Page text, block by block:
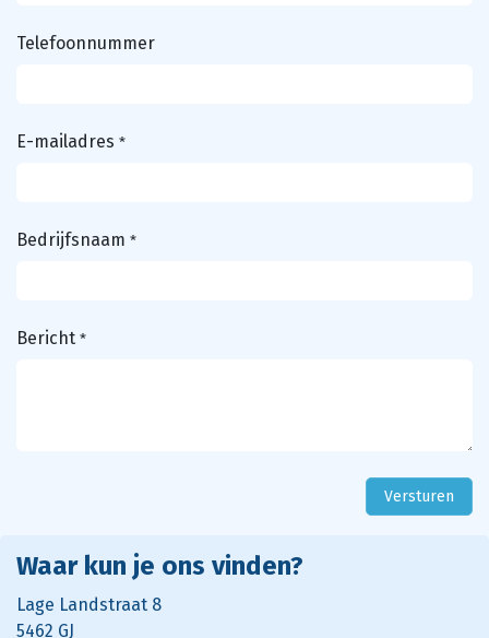
Telefoonnummer
E-mailadres *
Bedrijfsnaam *
Bericht *
Versturen
Waar kun je ons vinden?
Lage Landstraat 8
5462 GJ